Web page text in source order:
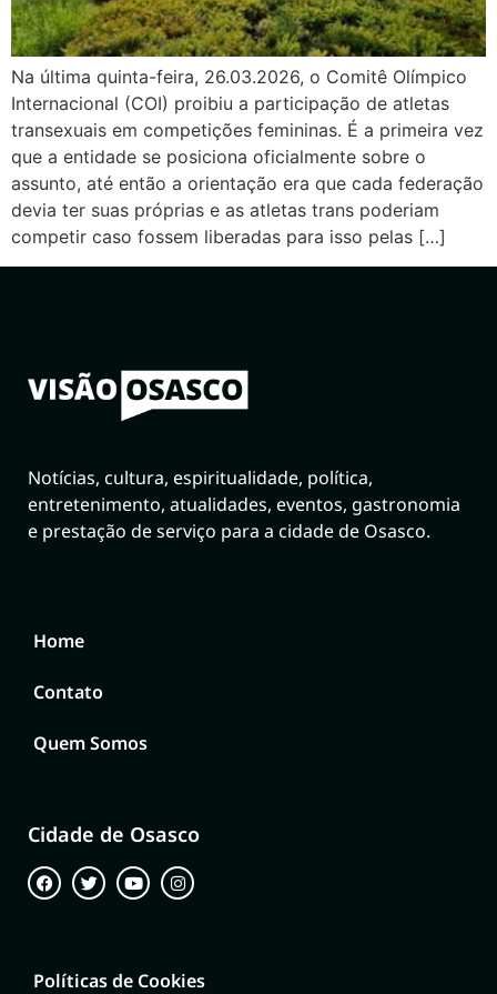
Na última quinta-feira, 26.03.2026, o Comitê Olímpico
Internacional (COI) proibiu a participação de atletas
transexuais em competições femininas. É a primeira vez
que a entidade se posiciona oficialmente sobre o
assunto, até então a orientação era que cada federação
devia ter suas próprias e as atletas trans poderiam
competir caso fossem liberadas para isso pelas […]
Notícias, cultura, espiritualidade, política,
entretenimento, atualidades, eventos, gastronomia
e prestação de serviço para a cidade de Osasco.
Home
Contato
Quem Somos
Cidade de Osasco
Políticas de Cookies